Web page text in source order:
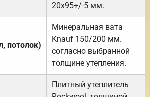
20х95+/-5 мм.
потолок)
Минеральная вата
Knauf 150/200 мм.
согласно выбранной
толщине утепления.
Плитный утеплитель